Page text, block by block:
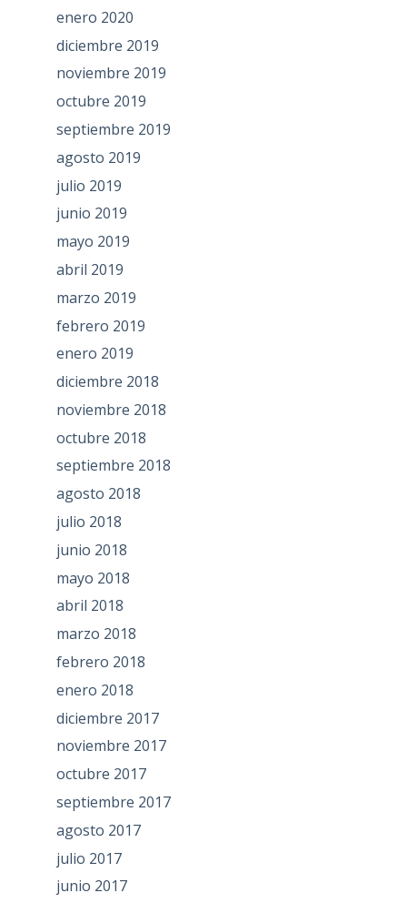
enero 2020
diciembre 2019
noviembre 2019
octubre 2019
septiembre 2019
agosto 2019
julio 2019
junio 2019
mayo 2019
abril 2019
marzo 2019
febrero 2019
enero 2019
diciembre 2018
noviembre 2018
octubre 2018
septiembre 2018
agosto 2018
julio 2018
junio 2018
mayo 2018
abril 2018
marzo 2018
febrero 2018
enero 2018
diciembre 2017
noviembre 2017
octubre 2017
septiembre 2017
agosto 2017
julio 2017
junio 2017